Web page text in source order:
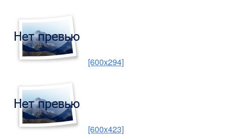
[600x294]
[600x423]